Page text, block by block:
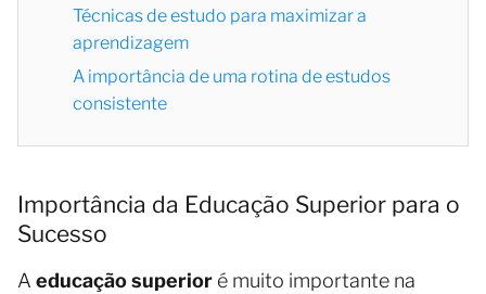
Técnicas de estudo para maximizar a
aprendizagem
A importância de uma rotina de estudos
consistente
Importância da Educação Superior para o
Sucesso
A educação superior é muito importante na